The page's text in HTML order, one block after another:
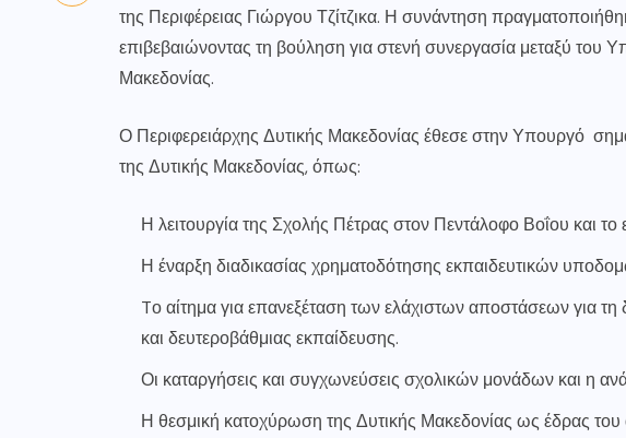
της Περιφέρειας Γιώργου Τζίτζικα. Η συνάντηση
επιβεβαιώνοντας τη βούληση για στενή συνεργασία μεταξύ του
Μακεδονίας.
Ο Περιφερειάρχης Δυτικής Μακεδονίας έθεσε στην Υπουργό
της Δυτικής Μακεδονίας, όπως:
Η λειτουργία της Σχολής Πέτρας στον Πεντάλοφο Βοΐου και
Η έναρξη διαδικασίας χρηματοδότησης εκπαιδευτικών
Tο αίτημα για επανεξέταση των ελάχιστων αποστάσεων για
και δευτεροβάθμιας εκπαίδευσης.
Οι καταργήσεις και συγχωνεύσεις σχολικών μονάδων και η
Η θεσμική κατοχύρωση της Δυτικής Μακεδονίας ως έδρας